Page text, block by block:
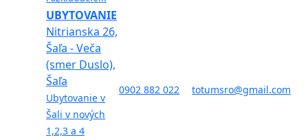
UBYTOVANIE
Nitrianska 26,
Šaľa - Veča
(smer Duslo),
Šaľa
Ubytovanie v
Šali v nových
1,2,3 a 4
0902 882 022 totumsro@gmail.com